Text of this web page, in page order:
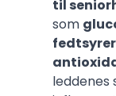
til
som
leddenes